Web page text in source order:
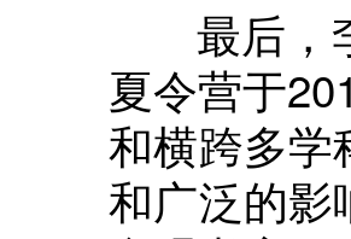
最后，李
夏令营于
和横跨多学
和广泛的影